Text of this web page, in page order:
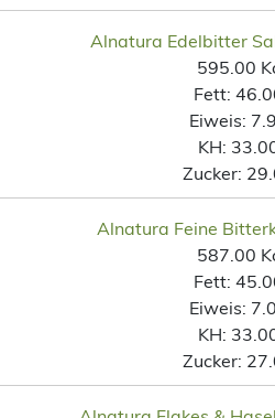
Alnatura Edelbitter
595.00
Fett:
Eiweis:
KH:
Zucker:
Alnatura Feine
587.00
Fett:
Eiweis:
KH:
Zucker: